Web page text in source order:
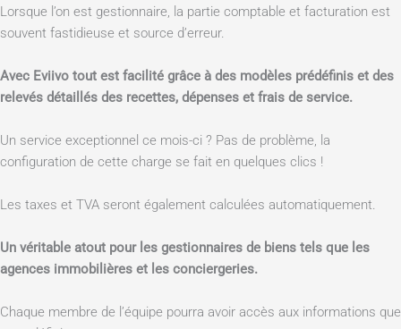
Lorsque l’on est gestionnaire, la partie comptable et facturation est
souvent fastidieuse et source d’erreur.
Avec Eviivo tout est facilité grâce à des modèles prédéfinis et des
relevés détaillés des recettes, dépenses et frais de service.
Un service exceptionnel ce mois-ci ? Pas de problème, la
configuration de cette charge se fait en quelques clics !
Les taxes et TVA seront également calculées automatiquement.
Un véritable atout pour les gestionnaires de biens tels que les
agences immobilières et les conciergeries.
Chaque membre de l’équipe pourra avoir accès aux informations que